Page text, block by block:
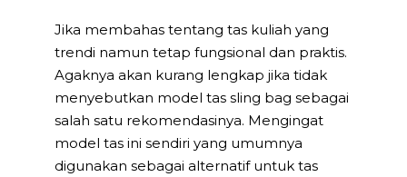
Jika membahas tentang tas kuliah yang
trendi namun tetap fungsional dan praktis.
Agaknya akan kurang lengkap jika tidak
menyebutkan model tas sling bag sebagai
salah satu rekomendasinya. Mengingat
model tas ini sendiri yang umumnya
digunakan sebagai alternatif untuk tas